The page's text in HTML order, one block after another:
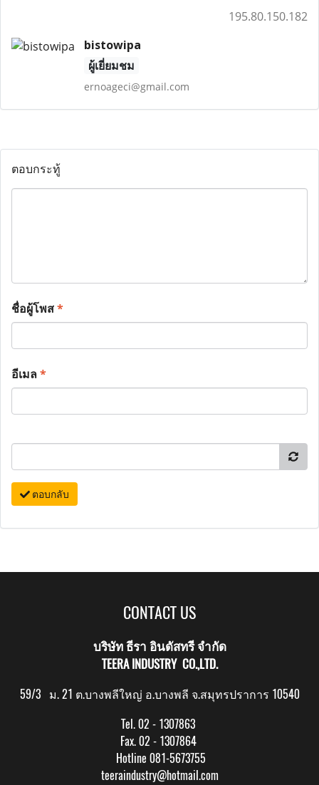
195.80.150.182
bistowipa
ผู้เยี่ยมชม
ernoageci@gmail.com
ตอบกระทู้
ชื่อผู้โพส*
อีเมล*
ตอบกลับ
CONTACT US
บริษัท ธีรา อินดัสทรี จำกัด
TEERA INDUSTRY CO.,LTD.
59/3 ม. 21 ต.บางพลีใหญ่ อ.บางพลี จ.สมุทรปราการ 10540
Tel. 02 - 1307863
Fax. 02 - 1307864
Hotline 081-5673755
teeraindustry@hotmail.com